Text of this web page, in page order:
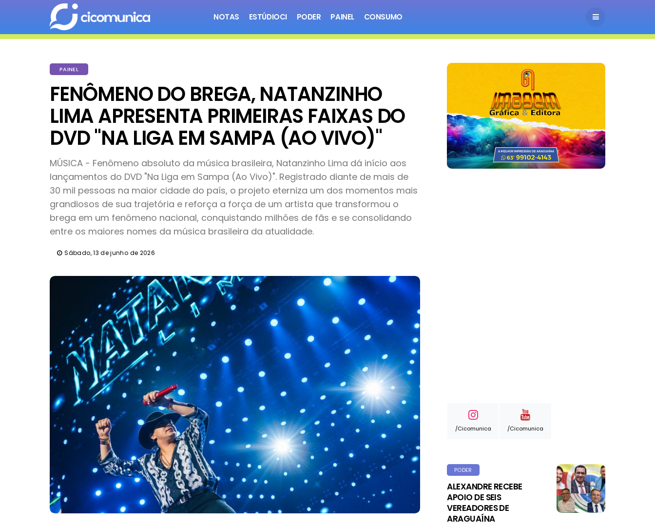
NOTAS ESTÚDIOCI PODER PAINEL CONSUMO
PAINEL
FENÔMENO DO BREGA, NATANZINHO
LIMA APRESENTA PRIMEIRAS FAIXAS DO
DVD "NA LIGA EM SAMPA (AO VIVO)"
MÚSICA - Fenômeno absoluto da música brasileira, Natanzinho Lima dá início aos
lançamentos do DVD "Na Liga em Sampa (Ao Vivo)". Registrado diante de mais de
30 mil pessoas na maior cidade do país, o projeto eterniza um dos momentos mais
grandiosos de sua trajetória e reforça a força de um artista que transformou o
brega em um fenômeno nacional, conquistando milhões de fãs e se consolidando
entre os maiores nomes da música brasileira da atualidade.
Sábado, 13 de junho de 2026
/cicomunica /cicomunica
PODER
ALEXANDRE RECEBE
APOIO DE SEIS
VEREADORES DE
ARAGUAÍNA